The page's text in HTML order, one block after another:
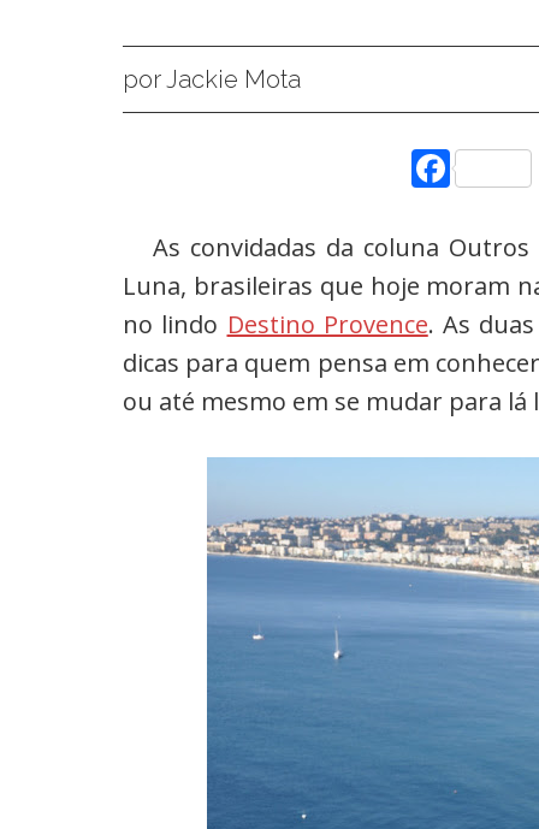
por Jackie Mota
As convidadas da coluna
Luna, brasileiras que hoje moram
no lindo Destino Provence. As
dicas para quem pensa em
ou até mesmo em se mudar para